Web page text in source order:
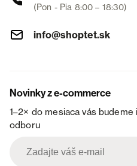
(Pon - Pia 8:00 – 18:30)
info@shoptet.sk
Novinky z e-commerce
1–2× do mesiaca vás
odboru